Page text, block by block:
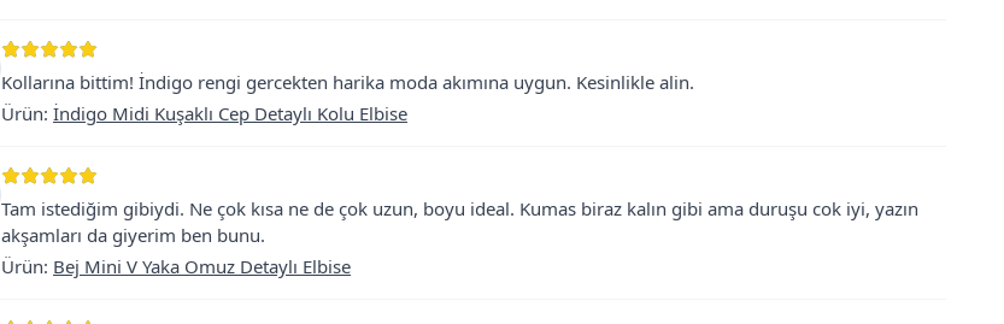
Kollarına bittim! İndigo rengi gercekten harika moda akımına uygun. Kesinlikle alin.
Ürün: İndigo Midi Kuşaklı Cep Detaylı Kolu Elbise
Tam istediğim gibiydi. Ne çok kısa ne de çok uzun, boyu ideal. Kumas biraz kalın gibi ama duruşu cok iyi, yazın
akşamları da giyerim ben bunu.
Ürün: Bej Mini V Yaka Omuz Detaylı Elbise